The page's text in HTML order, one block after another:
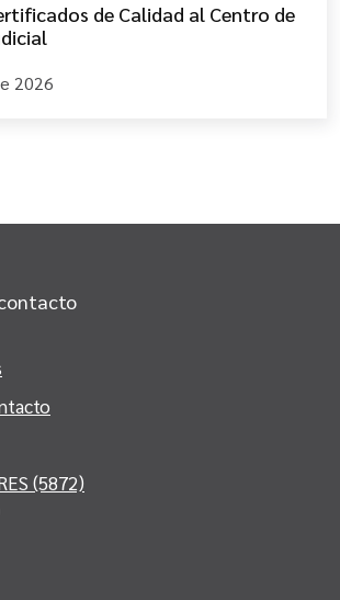
de Calidad al Centro de
2026
(5872)